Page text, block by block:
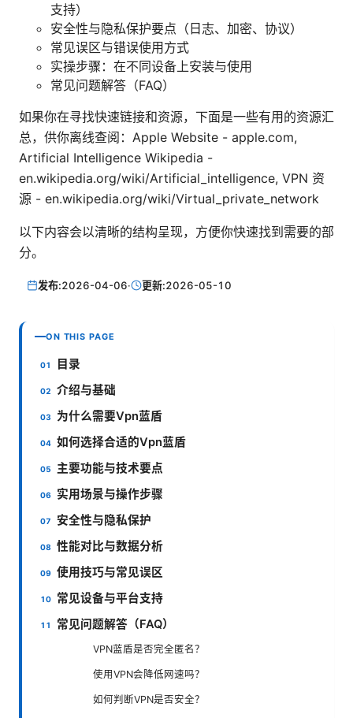
支持）
安全性与隐私保护要点（日志、加密、协议）
常见误区与错误使用方式
实操步骤：在不同设备上安装与使用
常见问题解答（FAQ）
如果你在寻找快速链接和资源，下面是一些有用的资源汇
总，供你离线查阅：Apple Website - apple.com,
Artificial Intelligence Wikipedia -
en.wikipedia.org/wiki/Artificial_intelligence, VPN 资
源 - en.wikipedia.org/wiki/Virtual_private_network
以下内容会以清晰的结构呈现，方便你快速找到需要的部
分。
发布:2026-04-06· 更新:2026-05-10
ON THIS PAGE
目录
介绍与基础
为什么需要Vpn蓝盾
如何选择合适的Vpn蓝盾
主要功能与技术要点
实用场景与操作步骤
安全性与隐私保护
性能对比与数据分析
使用技巧与常见误区
常见设备与平台支持
常见问题解答（FAQ）
VPN蓝盾是否完全匿名？
使用VPN会降低网速吗？
如何判断VPN是否安全？